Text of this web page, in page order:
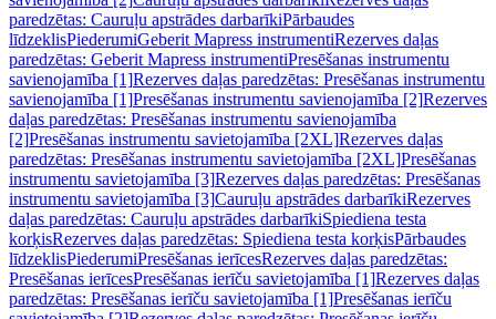
paredzētas: Cauruļu apstrādes darbarīkiPārbaudes
līdzeklisPiederumiGeberit Mapress instrumentiRezerves daļas
paredzētas: Geberit Mapress instrumentiPresēšanas instrumentu
savienojamība [1]Rezerves daļas paredzētas: Presēšanas instrumentu
savienojamība [1]Presēšanas instrumentu savienojamība [2]Rezerves
daļas paredzētas: Presēšanas instrumentu savienojamība
[2]Presēšanas instrumentu savietojamība [2XL]Rezerves daļas
paredzētas: Presēšanas instrumentu savietojamība [2XL]Presēšanas
instrumentu savietojamība [3]Rezerves daļas paredzētas: Presēšanas
instrumentu savietojamība [3]Cauruļu apstrādes darbarīkiRezerves
daļas paredzētas: Cauruļu apstrādes darbarīkiSpiediena testa
korķisRezerves daļas paredzētas: Spiediena testa korķisPārbaudes
līdzeklisPiederumiPresēšanas ierīcesRezerves daļas paredzētas:
Presēšanas ierīcesPresēšanas ierīču savietojamība [1]Rezerves daļas
paredzētas: Presēšanas ierīču savietojamība [1]Presēšanas ierīču